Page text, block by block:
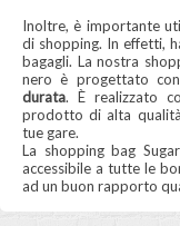
Inoltre, è importante
di shopping. In effetti,
bagagli. La nostra
nero è progettato
durata. È realizzato
prodotto di alta
tue gare.
La shopping bag
accessibile a tutte le
ad un buon rapporto